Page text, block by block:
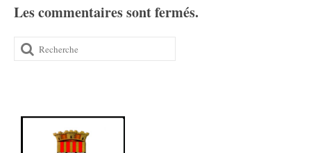
Les commentaires sont fermés.
Rechercher
: